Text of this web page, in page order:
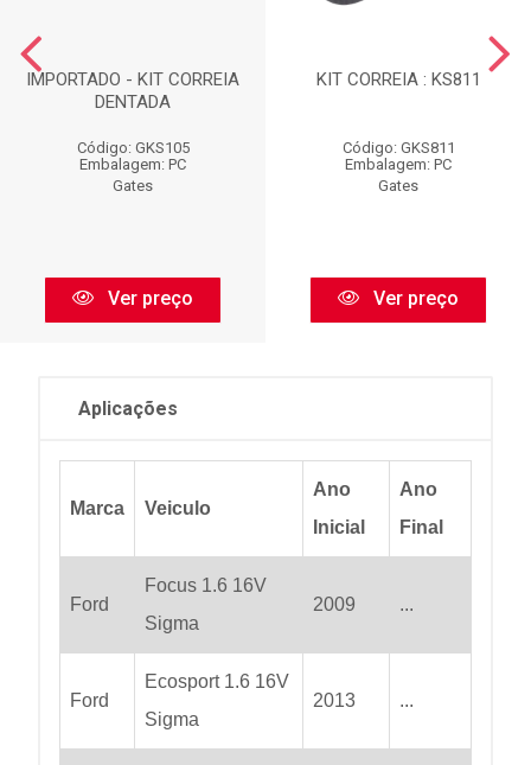
IMPORTADO - KIT CORREIA
DENTADA
Código: GKS105
Embalagem: PC
Gates
Ver preço
KIT CORREIA : KS811
Código: GKS811
Embalagem: PC
Gates
Ver preço
Aplicações
Marca Veiculo
Ano
Inicial
Ano
Final
Ford
Focus 1.6 16V
Sigma
2009 ...
Ford
Ecosport 1.6 16V
Sigma
2013 ...